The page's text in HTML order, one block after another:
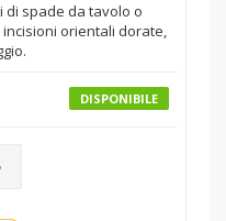
di spade da tavolo o
orientali dorate,
DISPONIBILE